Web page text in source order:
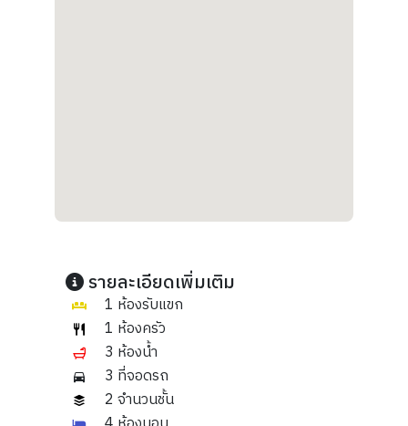
รายละเอียดเพิ่มเติม
1 ห้องรับแขก
1 ห้องครัว
3 ห้องน้ำ
3 ที่จอดรถ
2 จำนวนชั้น